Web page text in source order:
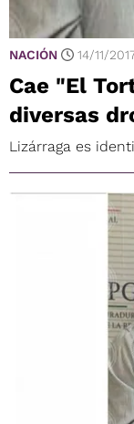
NACIÓN 14/11/
Cae "El
diversas
Lizárraga es